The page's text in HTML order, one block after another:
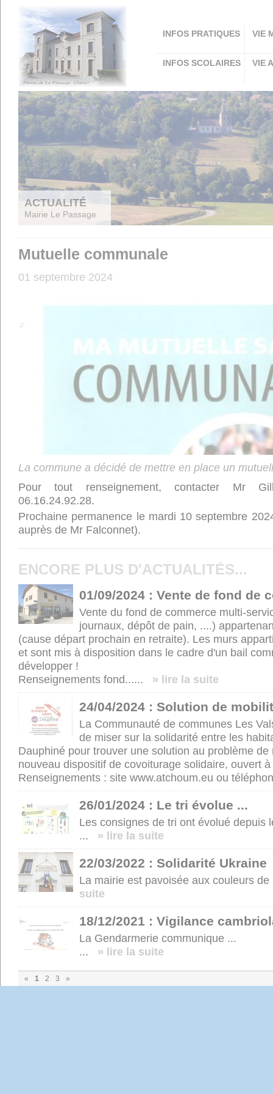
INFOS PRATIQUES VIE
INFOS SCOLAIRES VIE
ACTUALITÉ
Mairie Le Passage
Mutuelle communale
01 septembre 2024
La commune a décidé de mettre en place un
Pour tout renseignement, contacter Mr
06.16.24.92.28.
Prochaine permanence le mardi 10 septembre
auprès de Mr Falconnet).
ENCORE PLUS D'ACTUALITÉS...
01/09/2024 : Vente de fond de
Vente du fond de commerce multi-
journaux, dépôt de pain, ....)
(cause départ prochain en retraite). Les murs
et sont mis à disposition dans le cadre d'un bail
développer !
Renseignements fond......
» lire la suite
24/04/2024 : Solution de
La Communauté de communes Les
de miser sur la solidarité entre les
Dauphiné pour trouver une solution au problème
nouveau dispositif de covoiturage solidaire, ouvert
Renseignements : site www.atchoum.eu ou
26/01/2024 : Le tri évolue ...
Les consignes de tri ont évolué depuis
...
» lire la suite
22/03/2022 : Solidarité Ukraine
La mairie est pavoisée aux couleurs
suite
18/12/2021 : Vigilance
La Gendarmerie communique ...
...
» lire la suite
« 1 2 3 »